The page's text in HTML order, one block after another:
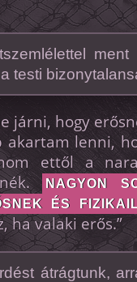
testi
járni, hogy
lenni,
ettől a
NAGYON
ÉS
ha valaki erős.”
átrágtunk,